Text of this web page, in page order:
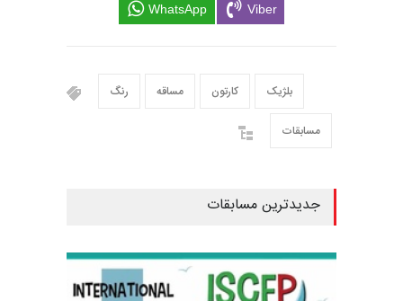
WhatsApp Viber
رنگ مساقه کارتون بلژیک
مسابقات
جدیدترین مسابقات